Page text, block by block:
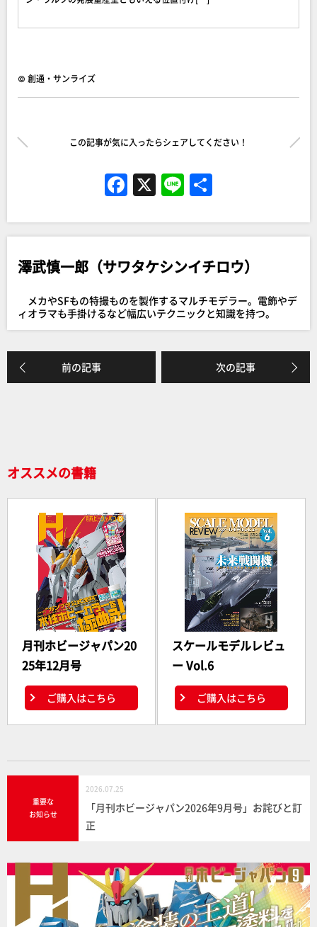
© 創通・サンライズ
この記事が気に入ったらシェアしてください！
F
a
c
e
b
o
o
k
X Li
n
e
澤武慎一郎（サワタケシンイチロウ）
メカやSFもの特撮ものを製作するマルチモデラー。電飾やデ
ィオラマも手掛けるなど幅広いテクニックと知識を持つ。
前の記事 次の記事
オススメの書籍
月刊ホビージャパン20
25年12月号
ご購入はこちら
スケールモデルレビュ
ー Vol.6
ご購入はこちら
重要な
お知らせ
2026.07.25
「月刊ホビージャパン2026年9月号」お詫びと訂
正